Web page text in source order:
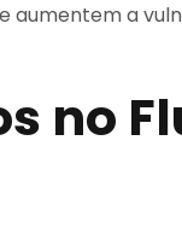
aumentem a
no